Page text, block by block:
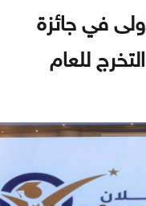
في جائزة
للعام